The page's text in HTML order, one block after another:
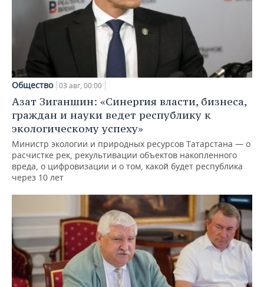
Общество 03 авг, 00:00
Азат Зиганшин: «Синергия власти, бизнеса,
граждан и науки ведет республику к
экологическому успеху»
Министр экологии и природных ресурсов Татарстана — о
расчистке рек, рекультивации объектов накопленного
вреда, о цифровизации и о том, какой будет республика
через 10 лет